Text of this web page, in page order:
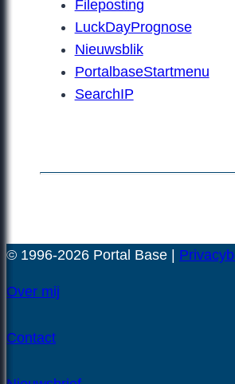
Fileposting
LuckDayPrognose
Nieuwsblik
PortalbaseStartmenu
SearchIP
© 1996-2026 Portal Base |
Over mij
Contact